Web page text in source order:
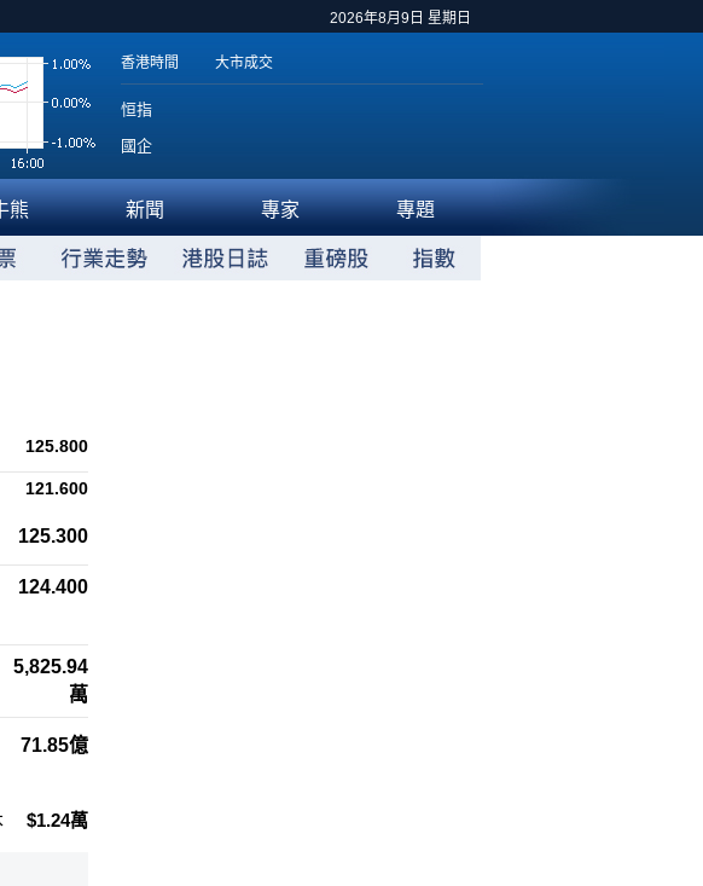
2026年8月9日 星期日
香港時間 大市成交
恒指
國企
熊 新聞 專家 專題
125.800
121.600
125.300
124.400
5,825.94
萬
71.85億
$1.24萬